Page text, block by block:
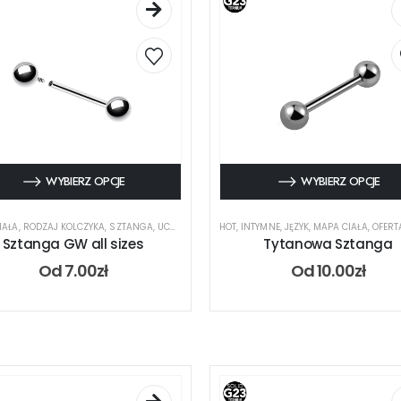
WYBIERZ OPCJE
, RODZAJ KOLCZYKA, SZTANGA, UCHO
Sztanga GW all sizes
Od7.00zł
WYBIERZ OPCJE
HOT, INTYMNE, JĘZYK, MAPA CIAŁA, OFERTA
Tytanowa Sztanga
Od10.00zł